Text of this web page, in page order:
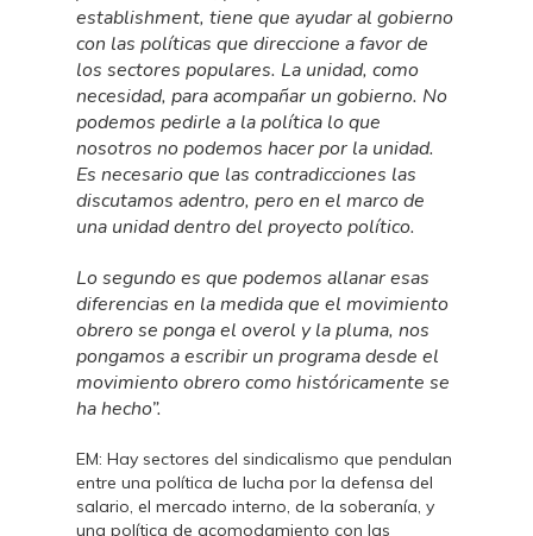
establishment, tiene que ayudar al gobierno
con las políticas que direccione a favor de
los sectores populares. La unidad, como
necesidad, para acompañar un gobierno. No
podemos pedirle a la política lo que
nosotros no podemos hacer por la unidad.
Es necesario que las contradicciones las
discutamos adentro, pero en el marco de
una unidad dentro del proyecto político.
Lo segundo es que podemos allanar esas
diferencias en la medida que el movimiento
obrero se ponga el overol y la pluma, nos
pongamos a escribir un programa desde el
movimiento obrero como históricamente se
ha hecho”.
EM: Hay sectores del sindicalismo que pendulan
entre una política de lucha por la defensa del
salario, el mercado interno, de la soberanía, y
una política de acomodamiento con las